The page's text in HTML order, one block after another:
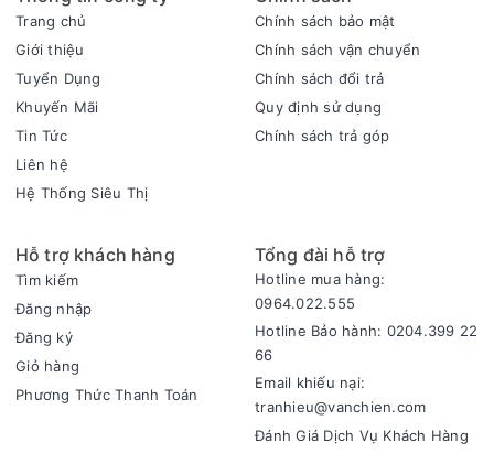
Công suất 667 W cùng công nghệ tỏa nhiệt 1D
Chiếc nồi cơm điện nhỏ gọn này hoạt động với công suất 667
W, giúp cơm chín đều, thơm ngon mà không mất quá nhiều
thời gian. Công suất mạnh mẽ này được kết hợp với công
nghệ tỏa nhiệt 1D không chỉ giúp tiết kiệm điện năng mà còn
đảm bảo cơm chín đều và có chất lượng tốt nhất cho gia đình
Trang chủ
Giới thiệu
Tuyển Dụng
Khuyến Mãi
Tin Tức
Liên hệ
Hệ Thống Siêu Thị
Chính sách bảo mật
Chính sách vận chuyển
Chính sách đổi trả
Quy định sử dụng
Chính sách trả góp
Hỗ trợ khách hàng
Tìm kiếm
Đăng nhập
Đăng ký
Giỏ hàng
Phương Thức Thanh Toán
Tổng đài hỗ trợ
Hotline mua hàng:
0964.022.555
Hotline Bảo hành: 0204.399 22
66
Email khiếu nại:
tranhieu@vanchien.com
Đánh Giá Dịch Vụ Khách Hàng